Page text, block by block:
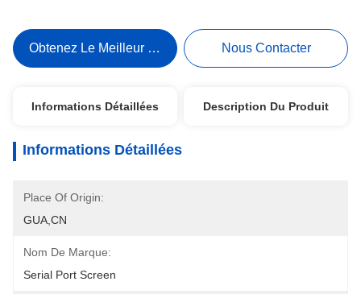
Obtenez Le Meilleur Prix Nous Contacter
Informations Détaillées Description Du Produit
Informations Détaillées
Place Of Origin:
GUA,CN
Nom De Marque:
Serial Port Screen